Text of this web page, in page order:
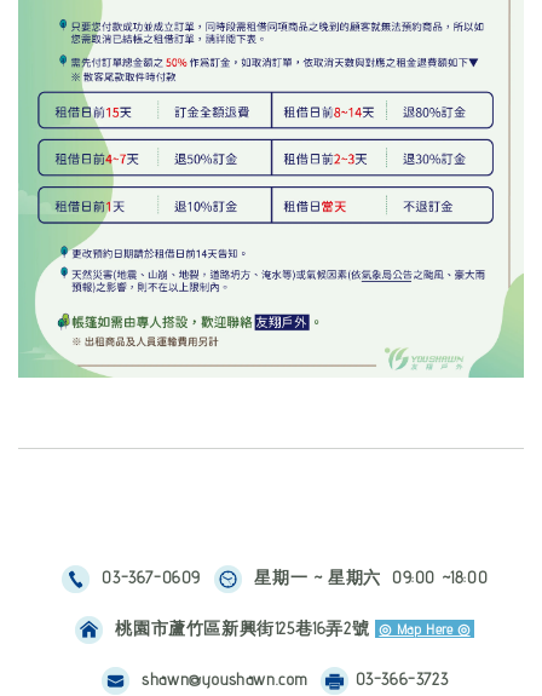
03-367-0609 星期一 ~ 星期六 09:00 ~18:00
桃園市蘆竹區新興街125巷16弄2號 ◎ Map Here ◎
shawn@youshawn.com 03-366-3723